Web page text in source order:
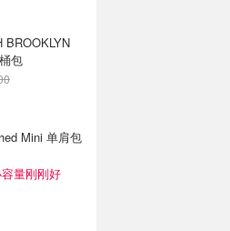
BROOKLYN
包
Mini 单肩包
量刚刚好